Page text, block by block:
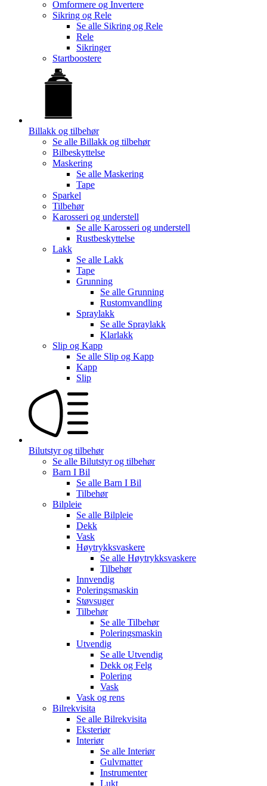
Omformere og Invertere
Sikring og Rele
Se alle Sikring og Rele
Rele
Sikringer
Startboostere
Billakk og tilbehør
Se alle Billakk og tilbehør
Bilbeskyttelse
Maskering
Se alle Maskering
Tape
Sparkel
Tilbehør
Karosseri og understell
Se alle Karosseri og understell
Rustbeskyttelse
Lakk
Se alle Lakk
Tape
Grunning
Se alle Grunning
Rustomvandling
Spraylakk
Se alle Spraylakk
Klarlakk
Slip og Kapp
Se alle Slip og Kapp
Kapp
Slip
Bilutstyr og tilbehør
Se alle Bilutstyr og tilbehør
Barn I Bil
Se alle Barn I Bil
Tilbehør
Bilpleie
Se alle Bilpleie
Dekk
Vask
Høytrykksvaskere
Se alle Høytrykksvaskere
Tilbehør
Innvendig
Poleringsmaskin
Støvsuger
Tilbehør
Se alle Tilbehør
Poleringsmaskin
Utvendig
Se alle Utvendig
Dekk og Felg
Polering
Vask
Vask og rens
Bilrekvisita
Se alle Bilrekvisita
Eksteriør
Interiør
Se alle Interiør
Gulvmatter
Instrumenter
Lukt